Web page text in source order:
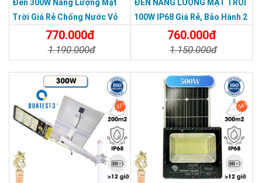
THƯƠNG HIỆU HÀNG ĐẦU ASEAN 2022
Đèn 300W Năng Lượng Mặt
Trời Giá Rẻ Chống Nước Vỏ
Nhôm Đúc770.000đ
1.190.000đ
ĐÈN NĂNG LƯỢNG MẶT TRỜI
100W IP68 Giá Rẻ, Bảo Hành 2
760.000đ
1.150.000đ
37% 34%